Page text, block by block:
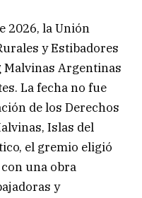
2026, la Unión
y Estibadores
Malvinas Argentinas
La fecha no fue
de los Derechos
Islas del
el gremio eligió
una obra
y